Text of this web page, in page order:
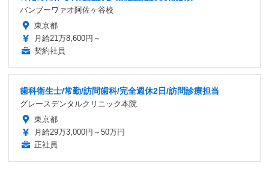
バンブーワァオ阿佐ヶ谷校
東京都
月給21万8,600円～
契約社員
歯科衛生士/常勤/訪問歯科/完全週休2日/訪問診療担当
グレースデンタルクリニック本院
東京都
月給29万3,000円～50万円
正社員